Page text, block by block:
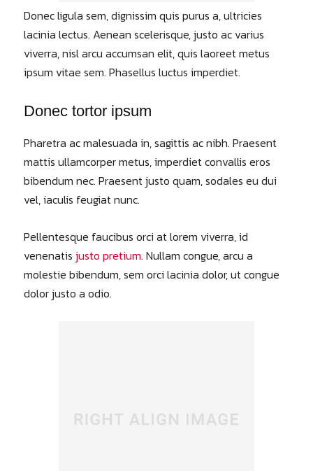
Donec ligula sem, dignissim quis purus a, ultricies
lacinia lectus. Aenean scelerisque, justo ac varius
viverra, nisl arcu accumsan elit, quis laoreet metus
ipsum vitae sem. Phasellus luctus imperdiet.
Donec tortor ipsum
Pharetra ac malesuada in, sagittis ac nibh. Praesent
mattis ullamcorper metus, imperdiet convallis eros
bibendum nec. Praesent justo quam, sodales eu dui
vel, iaculis feugiat nunc.
Pellentesque faucibus orci at lorem viverra, id
venenatis justo pretium. Nullam congue, arcu a
molestie bibendum, sem orci lacinia dolor, ut congue
dolor justo a odio.